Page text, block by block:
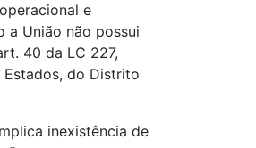
e
a União não possui
40 da LC 227,
do Distrito
inexistência de